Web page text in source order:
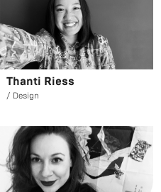
Than­ti Riess
De­sign